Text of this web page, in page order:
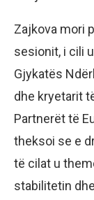
Zajkova mori
sesionit, i cili
Gjykatës
dhe kryetarit
Partnerët të
theksoi se e
të cilat u
stabilitetin